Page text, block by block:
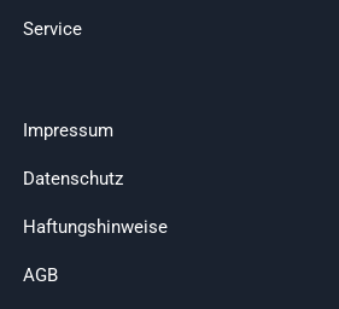
Service
Impressum
Datenschutz
Haftungshinweise
AGB